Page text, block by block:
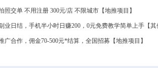
照交单 不用注册 300元/店 不限城市【地推项目】
业日结，手机半小时日赚200，0元免费教学简单上手【其
广合作，佣金70-500元*结算，全国招募【地推项目】